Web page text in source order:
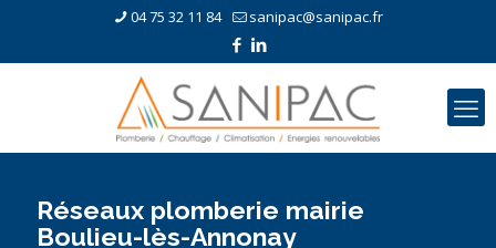
04 75 32 11 84 sanipac@sanipac.fr
Réseaux plomberie mairie
Boulieu-lès-Annonay